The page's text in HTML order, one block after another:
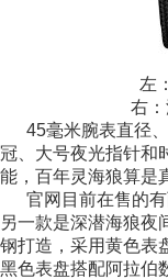
左
右
45毫米腕表直径、
冠、大号夜光指针和
能，百年灵海狼算是
官网目前在售的有
另一款是深潜海狼夜
钢打造，采用黄色表
黑色表盘搭配阿拉伯